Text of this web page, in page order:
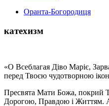
Оранта-Богородиця
катехизм
«О Всеблагая Діво Маріє,
перед Твоєю чудотворною
Пресвята Мати Божа, покрий
Дорогою, Правдою і Життям.